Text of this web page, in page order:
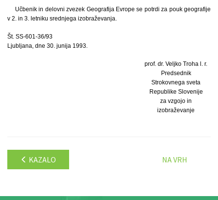
Učbenik in delovni zvezek Geografija Evrope se potrdi za pouk geografije
v 2. in 3. letniku srednjega izobraževanja.
Št. SS-601-36/93
Ljubljana, dne 30. junija 1993.
prof. dr. Veljko Troha l. r.
Predsednik
Strokovnega sveta
Republike Slovenije
za vzgojo in
izobraževanje
KAZALO NA VRH